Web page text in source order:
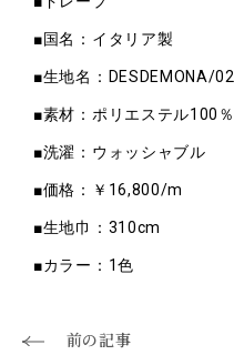
■国名：イタリア製
■生地名：DESDEMONA/02
■素材：ポリエステル100％
■洗濯：ウォッシャブル
■価格：￥16,800/m
■生地巾：310cm
■カラー：1色
前の記事